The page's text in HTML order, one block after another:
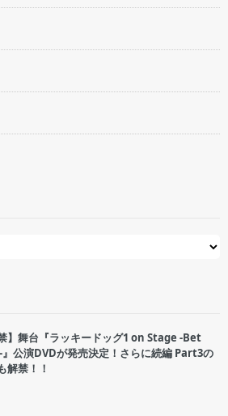
禁】舞台『ラッキードッグ1 on Stage -Bet
公演DVDが発売決定！さらに続編 Part3の
解禁！！